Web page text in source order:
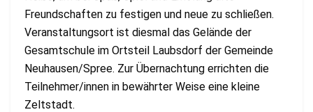
Freundschaften zu festigen und neue zu schließen.
Veranstaltungsort ist diesmal das Gelände der
Gesamtschule im Ortsteil Laubsdorf der Gemeinde
Neuhausen/Spree. Zur Übernachtung errichten die
Teilnehmer/innen in bewährter Weise eine kleine
Zeltstadt.